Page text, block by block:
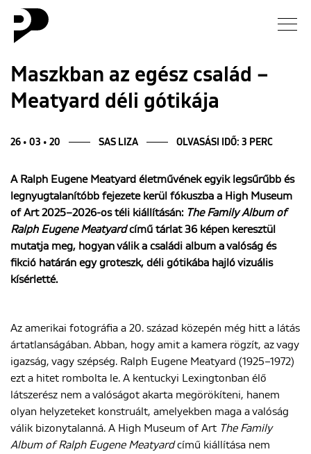
Hírek
Galéria
Interjú
Esszé
Blog
ENGLISH
Maszkban az egész család –
Meatyard déli gótikája
26 • 03 • 20 SAS LIZA OLVASÁSI IDŐ: 3 PERC
A Ralph Eugene Meatyard életművének egyik legsűrűbb és
legnyugtalanítóbb fejezete kerül fókuszba a High Museum
of Art2025–2026-os téli kiállításán: The Family Album of
Ralph Eugene Meatyardcímű tárlat 36 képen keresztül
mutatja meg, hogyan válik a családi album a valóság és
fikció határán egy groteszk, déli gótikába hajló vizuális
kísérletté.
Az amerikai fotográfia a 20. század közepén még hitt a látás
ártatlanságában. Abban, hogy amit a kamera rögzít, az vagy
igazság, vagy szépség. Ralph Eugene Meatyard (1925–1972)
ezt a hitet rombolta le. A kentuckyi Lexingtonban élő
látszerész nem a valóságot akarta megörökíteni, hanem
olyan helyzeteket konstruált, amelyekben maga a valóság
válik bizonytalanná. A High Museum of Art The Family
Album of Ralph Eugene Meatyardcímű kiállítása nem